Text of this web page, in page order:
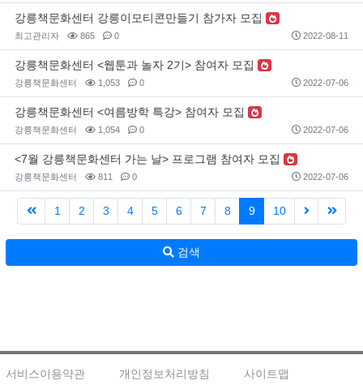
강릉책문화센터 강릉이모티콘만들기 참가자 모집
최고관리자 865 0 2022-08-11
강릉책문화센터 <웹툰과 놀자 2기> 참여자 모집
강릉책문화센터 1,053 0 2022-07-06
강릉책문화센터 <여름방학 특강> 참여자 모집
강릉책문화센터 1,054 0 2022-07-06
<7월 강릉책문화센터 가는 날> 프로그램 참여자 모집
강릉책문화센터 811 0 2022-07-06
1 2 3 4 5 6 7 8 9 10
검색
서비스이용약관 개인정보처리방침 사이트맵